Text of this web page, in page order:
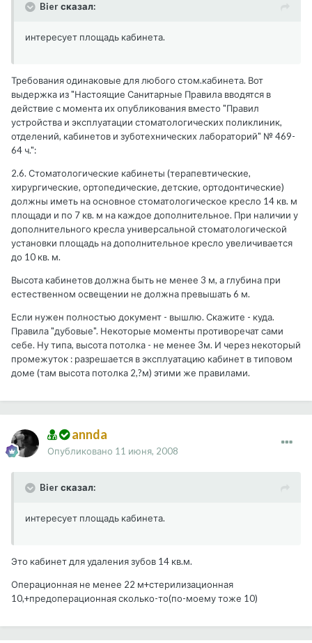
Bier сказал:
интересует площадь кабинета.
Требования одинаковые для любого стом.кабинета. Вот
выдержка из "Настоящие Санитарные Правила вводятся в
действие с момента их опубликования вместо "Правил
устройства и эксплуатации стоматологических поликлиник,
отделений, кабинетов и зуботехнических лабораторий" № 469-
64 ч.":
2.6. Стоматологические кабинеты (терапевтические,
хирургические, ортопедические, детские, ортодонтические)
должны иметь на основное стоматологическое кресло 14 кв. м
площади и по 7 кв. м на каждое дополнительное. При наличии у
дополнительного кресла универсальной стоматологической
установки площадь на дополнительное кресло увеличивается
до 10 кв. м.
Высота кабинетов должна быть не менее 3 м, а глубина при
естественном освещении не должна превышать 6 м.
Если нужен полностью документ - вышлю. Скажите - куда.
Правила "дубовые". Некоторые моменты противоречат сами
себе. Ну типа, высота потолка - не менее 3м. И через некоторый
промежуток : разрешается в эксплуатацию кабинет в типовом
доме (там высота потолка 2,?м) этими же правилами.
annda
Опубликовано 11 июня, 2008
Bier сказал:
интересует площадь кабинета.
Это кабинет для удаления зубов 14 кв.м.
Операционная не менее 22 м+стерилизационная
10,+предоперационная сколько-то(по-моему тоже 10)